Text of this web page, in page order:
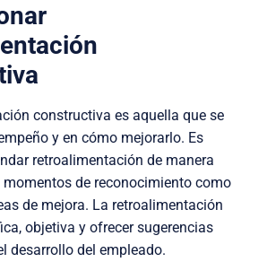
constructiva es aquella que se
y en cómo mejorarlo. Es
retroalimentación de manera
momentos de reconocimiento como
de mejora. La retroalimentación
objetiva y ofrecer sugerencias
desarrollo del empleado.